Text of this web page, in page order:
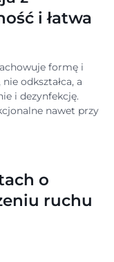
i łatwa
formę i
odkształca, a
i dezynfekcję.
nawet przy
o
ruchu